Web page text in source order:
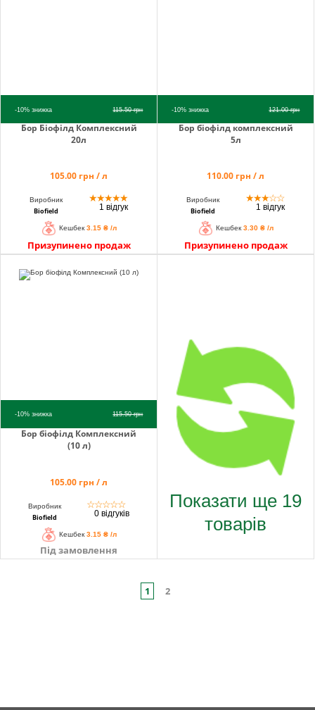
-10%знижка 115.50грн
Бор Біофілд Комплексний
20л
105.00 грн / л
Виробник
Biofield
★★★★★
1 відгук
Кешбек 3.15 ₴ /л
Призупинено продаж
-10%знижка 121.00грн
Бор біофілд комплексний
5л
110.00 грн / л
Виробник
Biofield
★★★☆☆
1 відгук
Кешбек 3.30 ₴ /л
Призупинено продаж
-10%знижка 115.50грн
Бор біофілд Комплексний
(10 л)
105.00 грн / л
Виробник
Biofield
☆☆☆☆☆
0 відгуків
Кешбек 3.15 ₴ /л
Під замовлення
Показати ще 19
товарів
1 2